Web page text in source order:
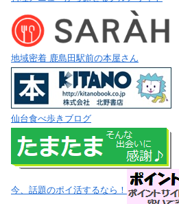
地域密着 鹿島田駅前の本屋さん
仙台食べ歩きブログ
今、話題のポイ活するなら！